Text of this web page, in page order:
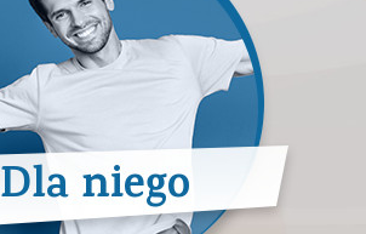
Dla niego